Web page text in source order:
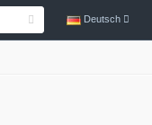
Deutsch